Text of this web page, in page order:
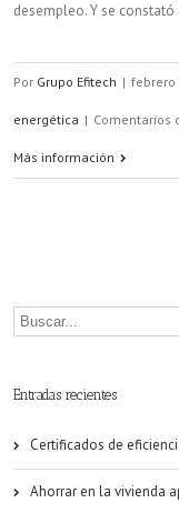
desempleo. Y se constató
Por Grupo Efitech | febrero
energética | Comentarios
Más información
Entradas recientes
Certificados de
Ahorrar en la vivienda